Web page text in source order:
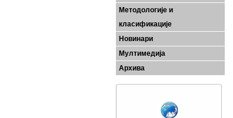
Методологије и
класификације
Новинари
Мултимедија
Архива